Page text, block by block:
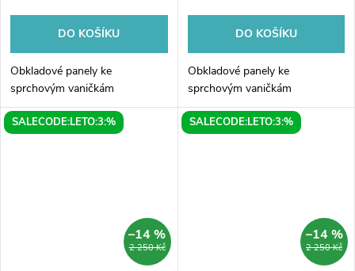
DO KOŠÍKU
Obkladové panely ke
sprchovým vaničkám
DO KOŠÍKU
Obkladové panely ke
sprchovým vaničkám
SALECODE:LETO:3:%
2 250 Kč
–14 %
SALECODE:LETO:3:%
2 250 Kč
–14 %